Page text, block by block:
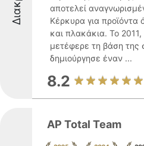
αποτελεί
Κέρκυρα για προϊόντα
και πλακάκια. Το 2011,
μετέφερε τη βάση της
δημιούργησε έναν ...
8.2
AP Total Team